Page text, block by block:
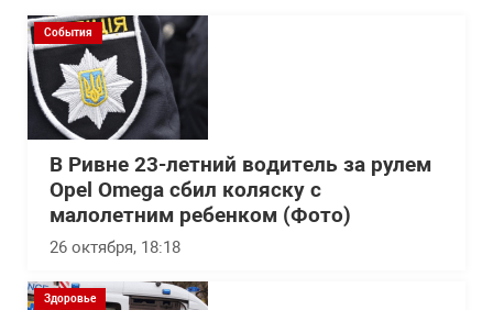
События
В Ривне 23-летний водитель за рулем
Opel Omega сбил коляску с
малолетним ребенком (Фото)
26 октября, 18:18
Здоровье